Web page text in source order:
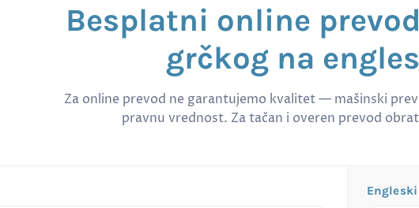
Besplatni online
grčkog na
Za online prevod ne garantujemo kvalitet — mašinski
pravnu vrednost. Za tačan i overen prevod
Engleski